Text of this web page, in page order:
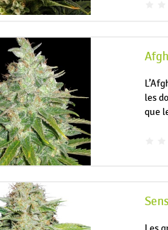
les
que